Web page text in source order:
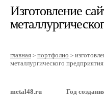
Изготовление
главная > портфолио >
металлургического
metal48.ru Год